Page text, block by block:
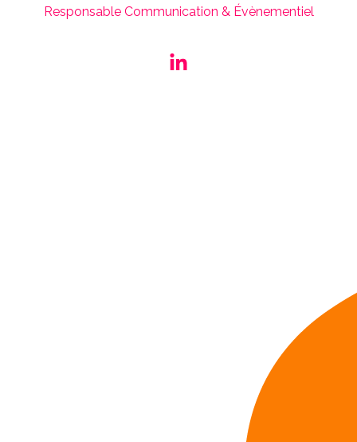
Responsable Communication & Évènementiel